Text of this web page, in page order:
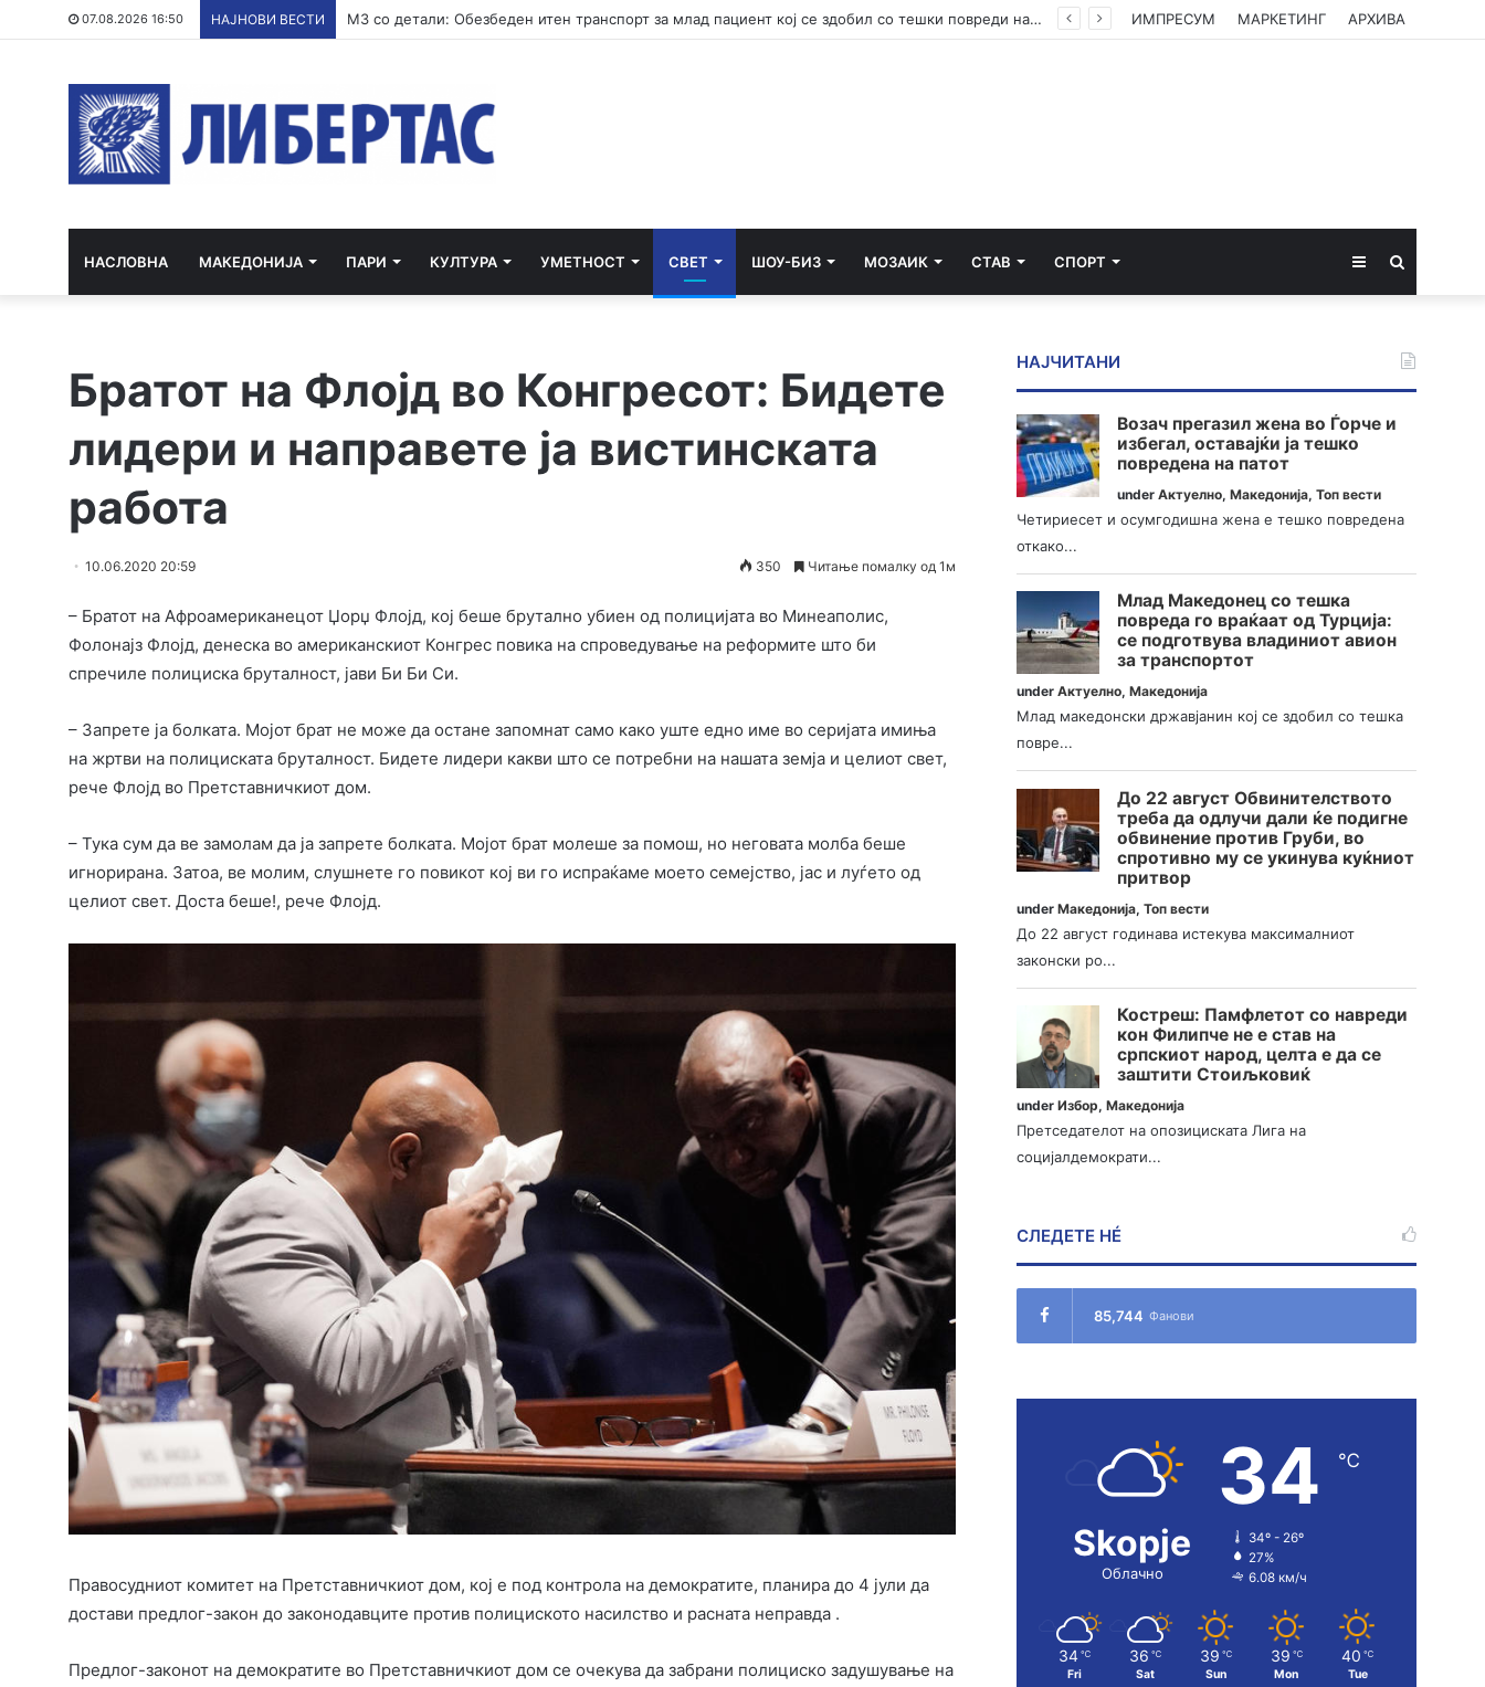
07.08.2026 16:50 НАЈНОВИ ВЕСТИ MЗ со детали: Обезбеден итен транспорт за млад пациент кој се здобил со тешки повреди на вратните пршлени ИМПРЕСУМ МАРКЕТИНГ АРХИВА
НАСЛОВНА МАКЕДОНИЈА ПАРИ КУЛТУРА УМЕТНОСТ СВЕТ ШОУ-БИЗ МОЗАИК СТАВ СПОРТ Sidebar
Братот на Флојд во Конгресот: Бидете
лидери и направете ја вистинската
работа
10.06.2020 20:59 350 Читање помалку од 1м
– Братот на Афроамериканецот Џорџ Флојд, кој беше брутално убиен од полицијата во Минеаполис,
Фолонајз Флојд, денеска во американскиот Конгрес повика на спроведување на реформите што би
спречиле полициска бруталност, јави Би Би Си.
– Запрете ја болката. Мојот брат не може да остане запомнат само како уште едно име во серијата имиња
на жртви на полициската бруталност. Бидете лидери какви што се потребни на нашата земја и целиот свет,
рече Флојд во Претставничкиот дом.
– Тука сум да ве замолам да ја запрете болката. Мојот брат молеше за помош, но неговата молба беше
игнорирана. Затоа, ве молим, слушнете го повикот кој ви го испраќаме моето семејство, јас и луѓето од
целиот свет. Доста беше!, рече Флојд.
Правосудниот комитет на Претставничкиот дом, кој е под контрола на демократите, планира до 4 јули да
достави предлог-закон до законодавците против полициското насилство и расната неправда .
Предлог-законот на демократите во Претставничкиот дом се очекува да забрани полициско задушување на
НАЈЧИТАНИ
Возач прегазил жена во Ѓорче и
избегал, оставајќи ја тешко
повредена на патот
underАктуелно,Македонија,Топ вести
Четириесет и осумгодишна жена е тешко повредена
откако...
Млад Македонец со тешка
повреда го враќаат од Турција:
се подготвува владиниот авион
за транспортот
underАктуелно,Македонија
Млад македонски државјанин кој се здобил со тешка
повре...
До 22 август Обвинителството
треба да одлучи дали ќе подигне
обвинение против Груби, во
спротивно му се укинува куќниот
притвор
underМакедонија,Топ вести
До 22 август годинава истекува максималниот
законски ро...
Костреш: Памфлетот со навреди
кон Филипче не е став на
српскиот народ, целта е да се
заштити Стоиљковиќ
underИзбор,Македонија
Претседателот на опозициската Лига на
социјалдемократи...
СЛЕДЕТЕ НÉ
85,744 Фанови
Skopje
Облачно
34 ℃
34º - 26º
27%
6.08 км/ч
34 ℃
Fri
36 ℃
Sat
39 ℃
Sun
39 ℃
Mon
40 ℃
Tue